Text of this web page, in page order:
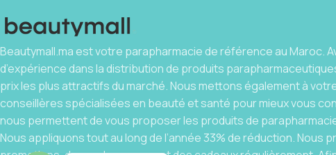
Beautymall.ma est votre parapharmacie de référence au Maroc.
d’expérience dans la distribution de produits
prix les plus attractifs du marché. Nous mettons également à
conseillères spécialisées en beauté et santé pour mieux vous
nous permettent de vous proposer les produits de
Nous appliquons tout au long de l’année 33% de réduction. Nous